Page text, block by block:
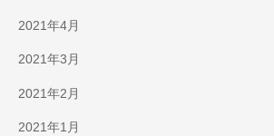
2021年4月
2021年3月
2021年2月
2021年1月